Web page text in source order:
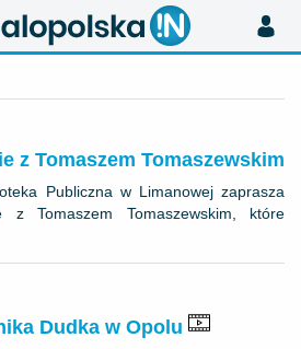
z Tomaszem Tomaszewskim
Publiczna w Limanowej zaprasza
z Tomaszem Tomaszewskim, które
Dudka w Opolu